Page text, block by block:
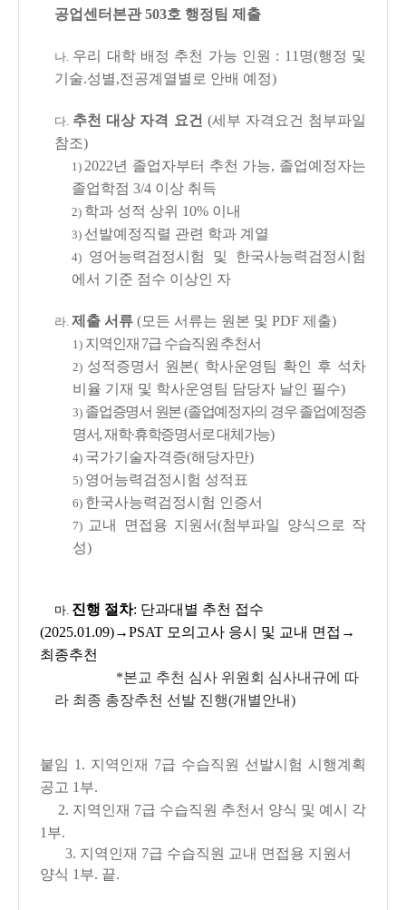
공업센터본관 503호 행정팀 제출
나. 우리 대학 배정 추천 가능 인원 : 11명(행정 및
기술.성별,전공계열별로 안배 예정)
다. 추천 대상 자격 요건 (세부 자격요건 첨부파일
참조)
1)2022년 졸업자부터 추천 가능, 졸업예정자는
졸업학점 3/4 이상 취득
2) 학과 성적 상위 10% 이내
3) 선발예정직렬 관련 학과 계열
4) 영어능력검정시험 및 한국사능력검정시험
에서 기준 점수 이상인 자
라. 제출 서류 (모든 서류는 원본 및 PDF 제출)
1) 지역인재 7급 수습직원 추천서
2) 성적증명서 원본( 학사운영팀 확인 후 석차
비율 기재 및 학사운영팀 담당자 날인 필수)
3) 졸업증명서 원본 (졸업예정자의 경우 졸업예정증
명서, 재학·휴학증명서로 대체가능)
4) 국가기술자격증(해당자만)
5) 영어능력검정시험 성적표
6) 한국사능력검정시험 인증서
7) 교내 면접용 지원서(첨부파일 양식으로 작
성)
마. 진행 절차: 단과대별 추천 접수
(2025.01.09)→PSAT 모의고사 응시 및 교내 면접→
최종추천
*본교 추천 심사 위원회 심사내규에 따
라 최종 총장추천 선발 진행(개별안내)
붙임 1. 지역인재 7급 수습직원 선발시험 시행계획
공고 1부.
2. 지역인재 7급 수습직원 추천서 양식 및 예시 각
1부.
3. 지역인재 7급 수습직원 교내 면접용 지원서
양식 1부. 끝.